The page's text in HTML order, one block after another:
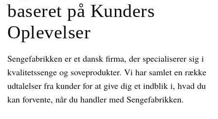
baseret på Kunders
Oplevelser
Sengefabrikken er et dansk firma, der specialiserer sig i
kvalitetssenge og soveprodukter. Vi har samlet en række
udtalelser fra kunder for at give dig et indblik i, hvad du
kan forvente, når du handler med Sengefabrikken.